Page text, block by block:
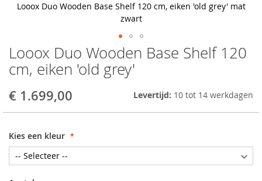
Looox Duo Wooden Base Shelf 120
cm, eiken 'old grey'
€ 1.699,00 Levertijd: 10 tot 14 werkdagen
Kies een kleur
Looox Duo Wooden Base Shelf 120 cm, eiken 'old grey' mat
zwart
Skip
to
the
of
gallery